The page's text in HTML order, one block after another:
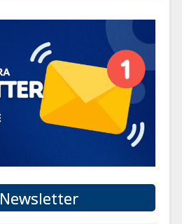
Newsletter